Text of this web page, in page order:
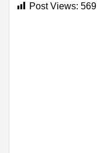
Post Views: 569